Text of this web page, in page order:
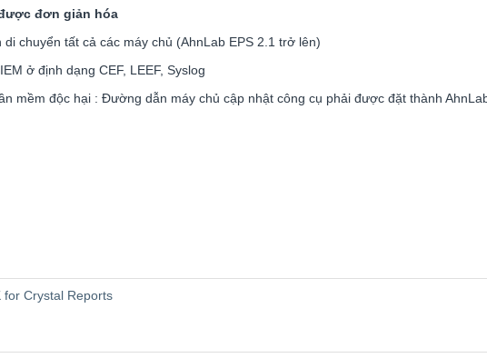
đơn giản hóa
chuyển tất cả các máy chủ (AhnLab EPS 2.1 trở lên)
ở định dạng CEF, LEEF, Syslog
mềm độc hại : Đường dẫn máy chủ cập nhật công cụ phải được đặt thành
for Crystal Reports